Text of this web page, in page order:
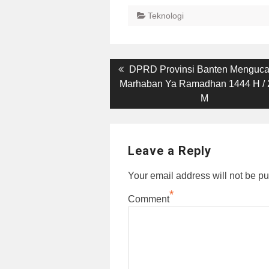
Teknologi
Post
navigation
Previous
post:
DPRD Provinsi Banten
Marhaban Ya Ramadhan 1444 H /
M
Leave a Reply
Your email address will not be
Comment*